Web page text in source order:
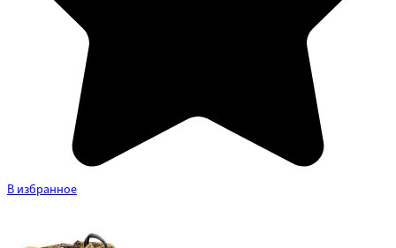
В избранное